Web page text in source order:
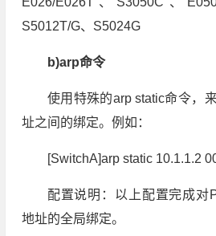
S5012T/G、S5024G
b)arp命令
使用特殊的arp static命令，
址之间的绑定。例如：
[SwitchA]arp static 10.1.1.2
配置说明：以上配置完成对
地址的全局绑定。